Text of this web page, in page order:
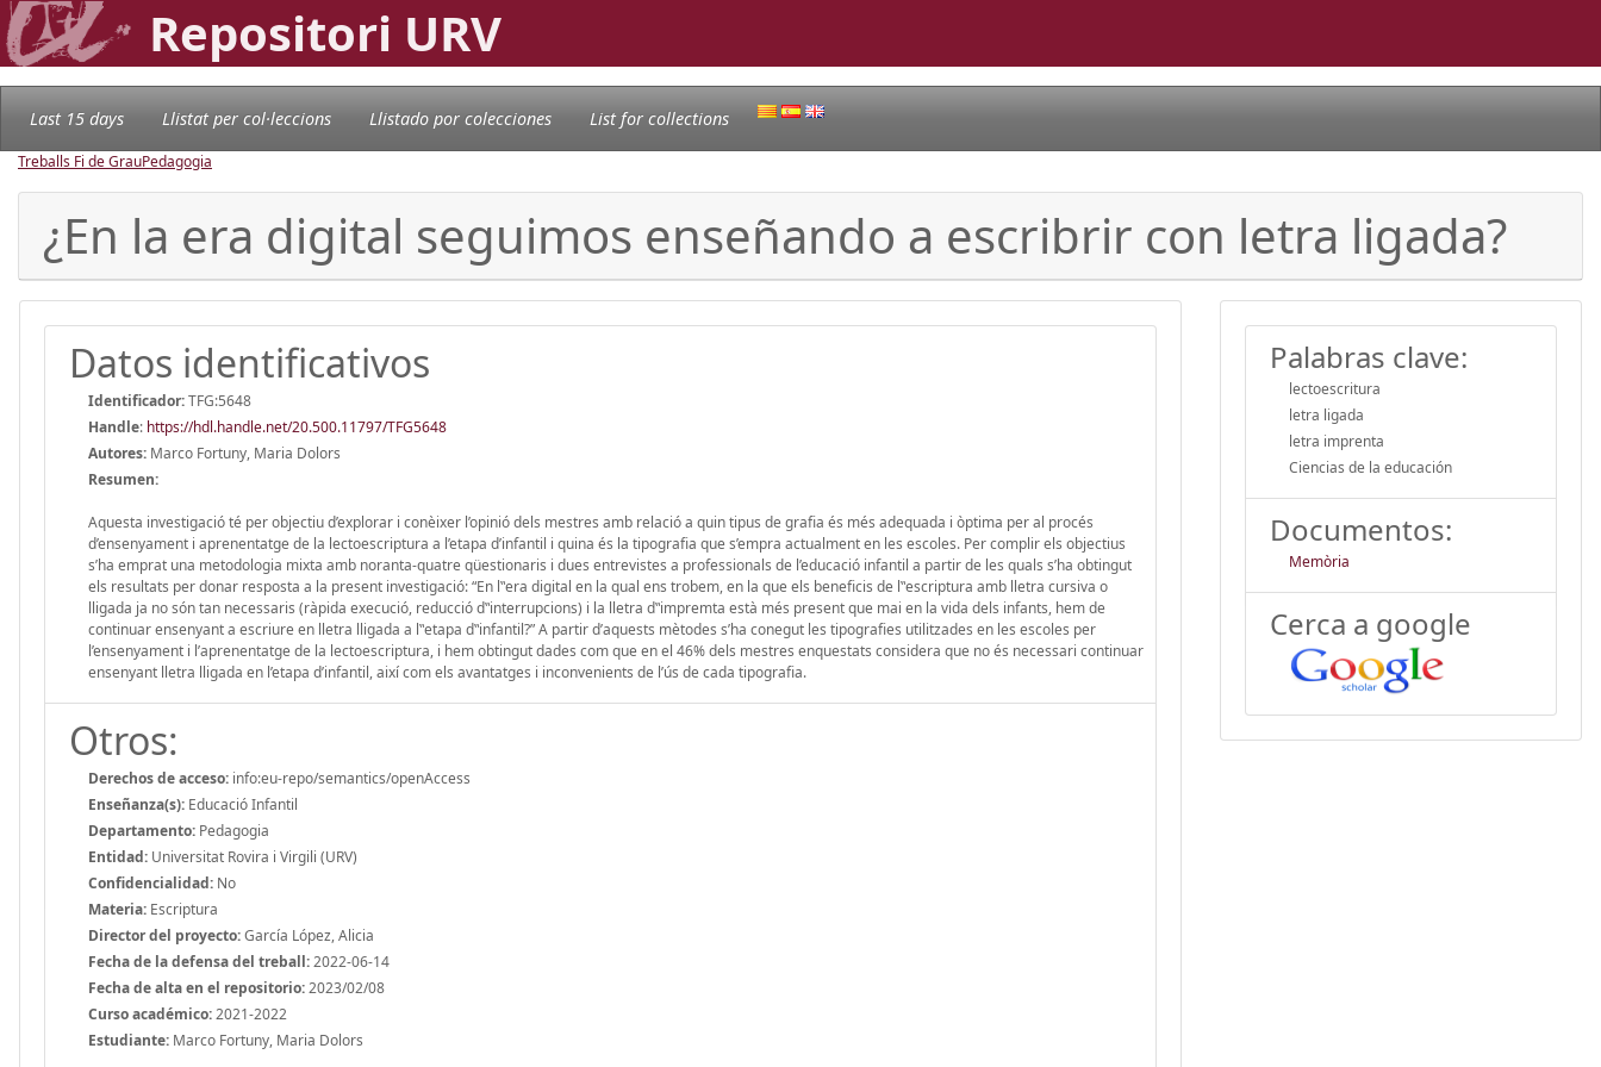
Repositori URV
Last 15 days Llistat per col·leccions Llistado por colecciones List for collections
Treballs Fi de GrauPedagogia
¿En la era digital seguimos enseñando a escribrir con letra ligada?
Datos identificativos
Identificador:TFG:5648
Handle: https://hdl.handle.net/20.500.11797/TFG5648
Autores: Marco Fortuny, Maria Dolors
Resumen:
Aquesta investigació té per objectiu d’explorar i conèixer l’opinió dels mestres amb relació a quin tipus de grafia és més adequada i òptima per al procés
d’ensenyament i aprenentatge de la lectoescriptura a l’etapa d’infantil i quina és la tipografia que s’empra actualment en les escoles. Per complir els objectius
s’ha emprat una metodologia mixta amb noranta-quatre qüestionaris i dues entrevistes a professionals de l’educació infantil a partir de les quals s’ha obtingut
els resultats per donar resposta a la present investigació: “En l‟era digital en la qual ens trobem, en la que els beneficis de l‟escriptura amb lletra cursiva o
lligada ja no són tan necessaris (ràpida execució, reducció d‟interrupcions) i la lletra d‟impremta està més present que mai en la vida dels infants, hem de
continuar ensenyant a escriure en lletra lligada a l‟etapa d‟infantil?” A partir d’aquests mètodes s’ha conegut les tipografies utilitzades en les escoles per
l’ensenyament i l’aprenentatge de la lectoescriptura, i hem obtingut dades com que en el 46% dels mestres enquestats considera que no és necessari continuar
ensenyant lletra lligada en l’etapa d’infantil, així com els avantatges i inconvenients de l’ús de cada tipografia.
Otros:
Derechos de acceso: info:eu-repo/semantics/openAccess
Enseñanza(s): Educació Infantil
Departamento: Pedagogia
Entidad: Universitat Rovira i Virgili (URV)
Confidencialidad: No
Materia: Escriptura
Director del proyecto:García López, Alicia
Fecha de la defensa del treball:2022-06-14
Fecha de alta en el repositorio:2023/02/08
Curso académico:2021-2022
Estudiante: Marco Fortuny, Maria Dolors
Palabras clave:
lectoescritura
letra ligada
letra imprenta
Ciencias de la educación
Documentos:
Memòria
Cerca a google